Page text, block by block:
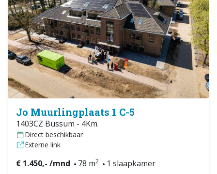
Jo Muurlingplaats 1 C-5
1403CZ Bussum - 4Km.
Direct beschikbaar
Externe link
€ 1.450,- /mnd 78 m2 1 slaapkamer